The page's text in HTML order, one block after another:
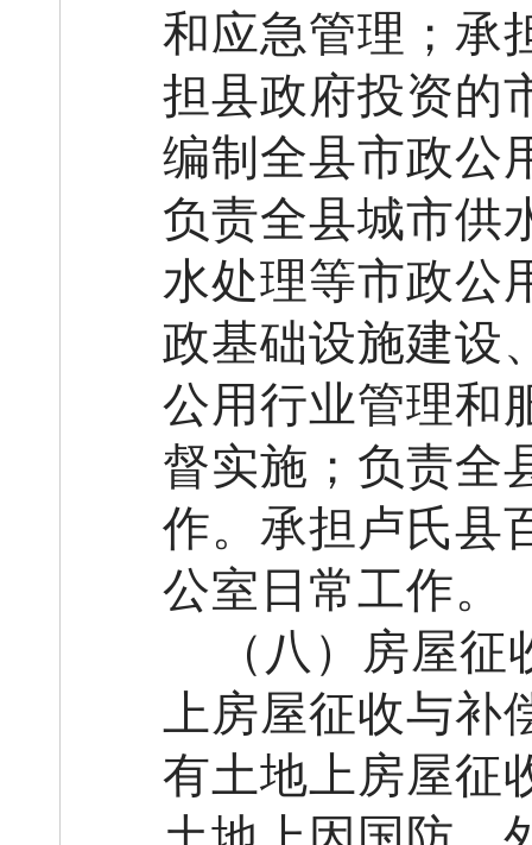
和应急管理；承
担县政府投资的
编制全县市政公
负责全县城市供
水处理等市政公
政基础设施建设
公用行业管理和
督实施 ；负责
作。 承担 卢氏县
公室日常工作。
（ 八 ）房屋征
上房屋征收与补
有土地上房屋征